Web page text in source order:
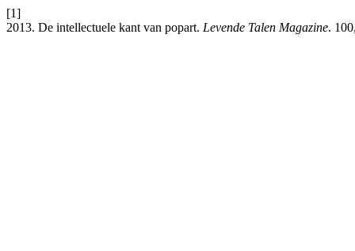
[1]
2013. De intellectuele kant van popart. Levende Talen Magazine.